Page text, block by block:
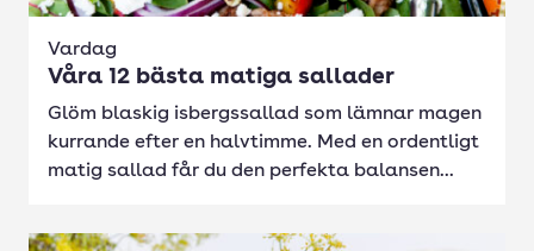
Vardag
Våra 12 bästa matiga sallader
Glöm blaskig isbergssallad som lämnar magen
kurrande efter en halvtimme. Med en ordentligt
matig sallad får du den perfekta balansen...